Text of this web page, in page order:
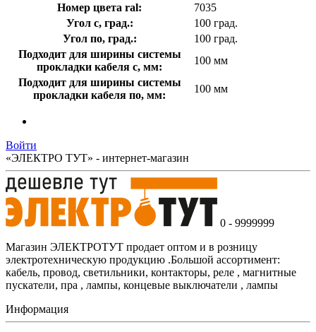
Номер цвета ral:
7035
Угол с, град.:
100 град.
Угол по, град.:
100 град.
Подходит для ширины системы
прокладки кабеля с, мм:
100 мм
Подходит для ширины системы
прокладки кабеля по, мм:
100 мм
Войти
«ЭЛЕКТРО ТУТ» - интернет-магазин
0 - 9999999
Магазин ЭЛЕКТРОТУТ продает оптом и в розницу
электротехническую продукцию .Большой ассортимент:
кабель, провод, светильники, контакторы, реле , магнитные
пускатели, пра , лампы, концевые выключатели , лампы
Информация